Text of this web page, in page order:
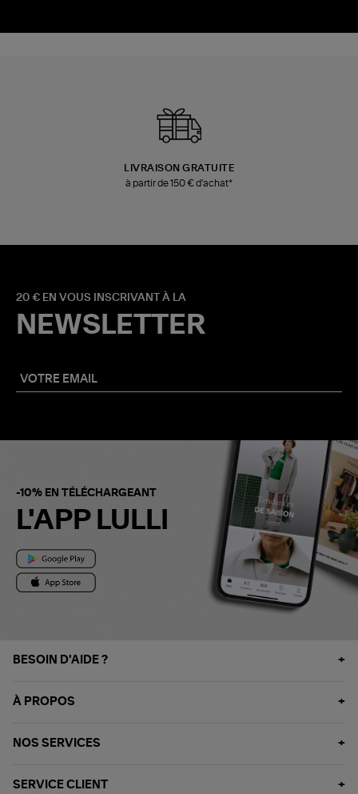
LIVRAISON GRATUITE
à partir de 150 € d'achat*
20 € EN VOUS INSCRIVANT À LA
NEWSLETTER
-10% EN TÉLÉCHARGEANT
L'APP LULLI
BESOIN D'AIDE ?
À PROPOS
NOS SERVICES
SERVICE CLIENT